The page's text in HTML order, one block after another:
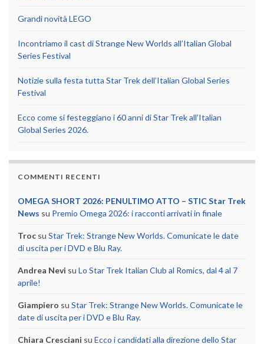
Grandi novità LEGO
Incontriamo il cast di Strange New Worlds all’Italian Global
Series Festival
Notizie sulla festa tutta Star Trek dell’Italian Global Series
Festival
Ecco come si festeggiano i 60 anni di Star Trek all’Italian
Global Series 2026.
COMMENTI RECENTI
OMEGA SHORT 2026: PENULTIMO ATTO – STIC Star Trek
News su Premio Omega 2026: i racconti arrivati in finale
Troc su Star Trek: Strange New Worlds. Comunicate le date
di uscita per i DVD e Blu Ray.
Andrea Nevi su Lo Star Trek Italian Club al Romics, dal 4 al 7
aprile!
Giampiero su Star Trek: Strange New Worlds. Comunicate le
date di uscita per i DVD e Blu Ray.
Chiara Cresciani su Ecco i candidati alla direzione dello Star